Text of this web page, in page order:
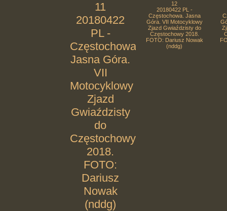
11
20180422
PL -
Częstochowa.
Jasna Góra.
VII
Motocyklowy
Zjazd
Gwiaździsty
do
Częstochowy
2018.
FOTO:
Dariusz
Nowak
(nddg)
12
20180422 PL -
Częstochowa. Jasna
Góra. VII Motocyklowy
Zjazd Gwiaździsty do
Częstochowy 2018.
FOTO: Dariusz Nowak
(nddg)